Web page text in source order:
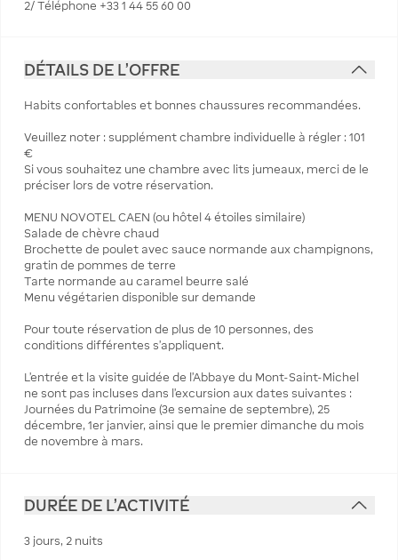
2/ Téléphone +33 1 44 55 60 00
DÉTAILS DE L'OFFRE
Habits confortables et bonnes chaussures recommandées.
Veuillez noter : supplément chambre individuelle à régler : 101
€
Si vous souhaitez une chambre avec lits jumeaux, merci de le
préciser lors de votre réservation.
MENU NOVOTEL CAEN (ou hôtel 4 étoiles similaire)
Salade de chèvre chaud
Brochette de poulet avec sauce normande aux champignons,
gratin de pommes de terre
Tarte normande au caramel beurre salé
Menu végétarien disponible sur demande
Pour toute réservation de plus de 10 personnes, des
conditions différentes s’appliquent.
L’entrée et la visite guidée de l’Abbaye du Mont-Saint-Michel
ne sont pas incluses dans l’excursion aux dates suivantes :
Journées du Patrimoine (3e semaine de septembre), 25
décembre, 1er janvier, ainsi que le premier dimanche du mois
de novembre à mars.
DURÉE DE L'ACTIVITÉ
3 jours, 2 nuits